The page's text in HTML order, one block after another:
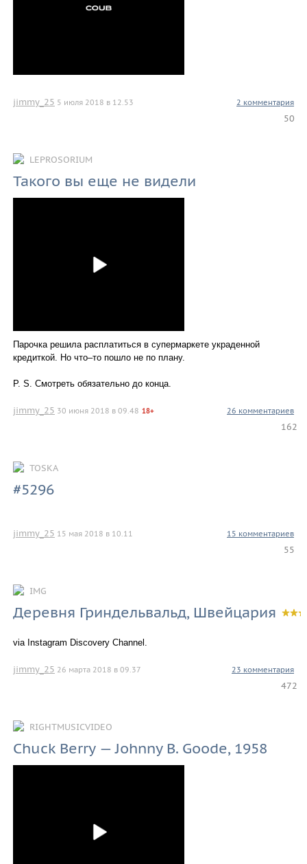
jimmy_25 5 июля 2018 в 12.53 2 комментария
50
LEPROSORIUM
Такого вы еще не видели
Парочка решила расплатиться в супермаркете украденной
кредиткой. Но что–то пошло не по плану.
P. S. Смотреть обязательно до конца.
jimmy_25 30 июня 2018 в 09.48 18+ 26 комментариев
162
TOSKA
#5296
jimmy_25 15 мая 2018 в 10.11 15 комментариев
55
IMG
Деревня Гриндельвальд, Швейцария
via Instagram Discovery Channel.
jimmy_25 26 марта 2018 в 09.37 23 комментария
472
RIGHTMUSICVIDEO
Chuck Berry — Johnny B. Goode, 1958